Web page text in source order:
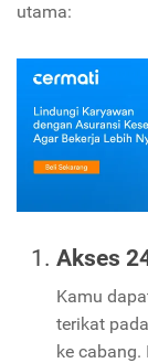
utama:
Akses
Kamu
terikat
ke